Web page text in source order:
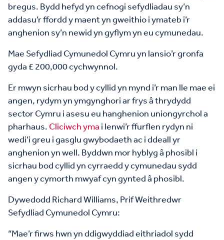
bregus. Bydd hefyd yn cefnogi sefydliadau sy’n
addasu’r ffordd y maent yn gweithio i ymateb i’r
anghenion sy’n newid yn gyflym yn eu cymunedau.
Mae Sefydliad Cymunedol Cymru yn lansio’r gronfa
gyda £ 200,000 cychwynnol.
Er mwyn sicrhau bod y cyllid yn mynd i’r man lle mae ei
angen, rydym yn ymgynghori ar frys â thrydydd
sector Cymru i asesu eu hanghenion uniongyrchol a
pharhaus.Cliciwch yma i lenwi’r ffurflen rydyn ni
wedi’i greu i gasglu gwybodaeth ac i ddeall yr
anghenion yn well. Byddwn mor hyblyg â phosibl i
sicrhau bod cyllid yn cyrraedd y cymunedau sydd
angen y cymorth mwyaf cyn gynted â phosibl.
Dywedodd Richard Williams, Prif Weithredwr
Sefydliad Cymunedol Cymru:
“Mae’r firws hwn yn ddigwyddiad eithriadol sydd